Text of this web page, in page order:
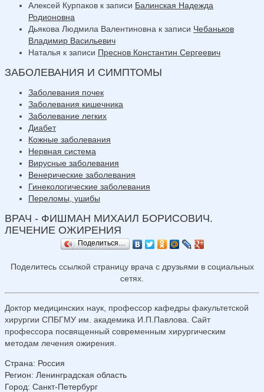
Алексей Курпаков к записи Балинская Надежда
Родионовна
Дьякова Людмила Валентиновна к записи Чебаньков
Владимир Васильевич
Наталья к записи Преснов Константин Сергеевич
ЗАБОЛЕВАНИЯ И СИМПТОМЫ
Заболевания почек
Заболевания кишечника
Заболевание легких
Диабет
Кожные заболевания
Нервная система
Вирусные заболевания
Венерические заболевания
Гинекологические заболевания
Переломы, ушибы
ВРАЧ - ФИШМАН МИХАИЛ БОРИСОВИЧ.
ЛЕЧЕНИЕ ОЖИРЕНИЯ
Поделиться…
Поделитесь ссылкой страницу врача с друзьями в социальных
сетях.
Доктор медицинских наук, профессор кафедры факультетской
хирургии СПБГМУ им. академика И.П.Павлова. Сайт
профессора посвященный современным хирургическим
методам лечения ожирения.
Страна: Россия
Регион: Ленинградская область
Город: Санкт-Петербург